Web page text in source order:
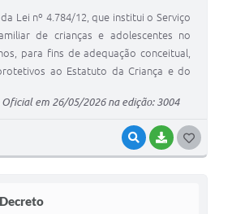
VISUALIZAR
BAIXAR
Lei nº 4.784/12, que institui o Serviço
de crianças e adolescentes no
para fins de adequação conceitual,
ao Estatuto da Criança e do
e dá outras providências.
em 26/05/2026 na edição: 3004
Decreto